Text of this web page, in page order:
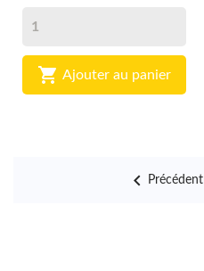
 Ajouter au panier
 Précédent